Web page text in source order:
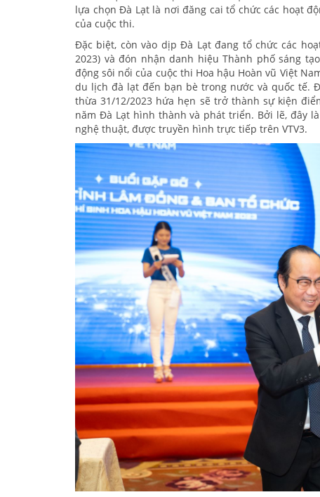
lựa chọn Đà Lạt là nơi đăng cai tổ chức các hoạt
của cuộc thi.
Đặc biệt, còn vào dịp Đà Lạt đang tổ chức các
2023) và đón nhận danh hiệu Thành phố sáng
động sôi nổi của cuộc thi Hoa hậu Hoàn vũ Việt
du lịch đà lạt đến bạn bè trong nước và quốc tế.
thừa 31/12/2023 hứa hẹn sẽ trở thành sự kiện
năm Đà Lạt hình thành và phát triển. Bởi lẽ, đây
nghệ thuật, được truyền hình trực tiếp trên VTV3.